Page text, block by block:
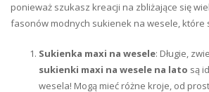
ponieważ szukasz kreacji na zbliżające się
fasonów modnych sukienek na wesele, które
Sukienka maxi na wesele: Długie,
sukienki maxi na wesele na lato są
wesela! Mogą mieć różne kroje, od